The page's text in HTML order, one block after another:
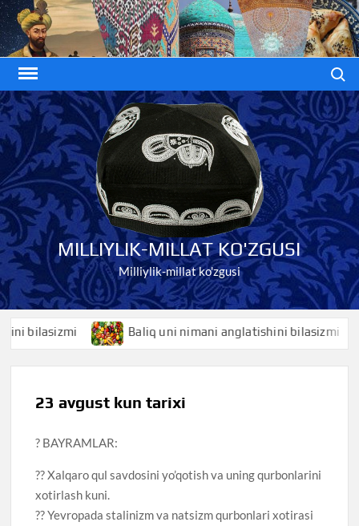
Skip
to
content
MILLIYLIK-MILLAT KO'ZGUSI
Milliylik-millat ko'zgusi
Baliq uni nimani anglatishini bilasizmi
23 avgust kun tarixi
? BAYRAMLAR:
?? Xalqaro qul savdosini yo’qotish va uning qurbonlarini
xotirlash kuni.
?? Yevropada stalinizm va natsizm qurbonlari xotirasi